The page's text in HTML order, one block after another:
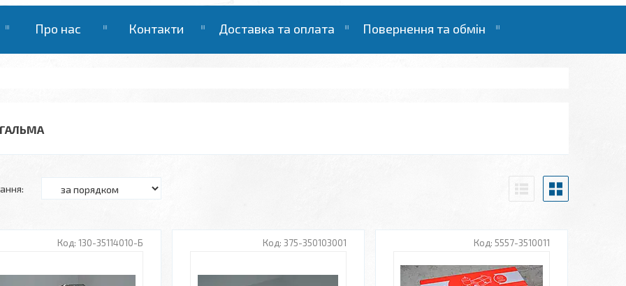
Про нас Контакти Доставка та оплата Повернення та обмін
ГАЛЬМА
130-35114010-Б 375-350103001 5557-3510011